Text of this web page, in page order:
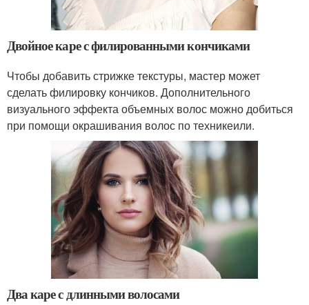
Двойное каре с филированными кончиками
Чтобы добавить стрижке текстуры, мастер может
сделать филировку кончиков. Дополнительного
визуального эффекта объемных волос можно добиться
при помощи окрашивания волос по техникеили.
Два каре с длинными волосами